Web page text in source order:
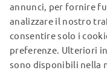
I NOSTRI
© subtel.it 2026
annunci, per fornire
analizzare il nostro
consentire solo i
preferenze. Ulteriori
sono disponibili nella